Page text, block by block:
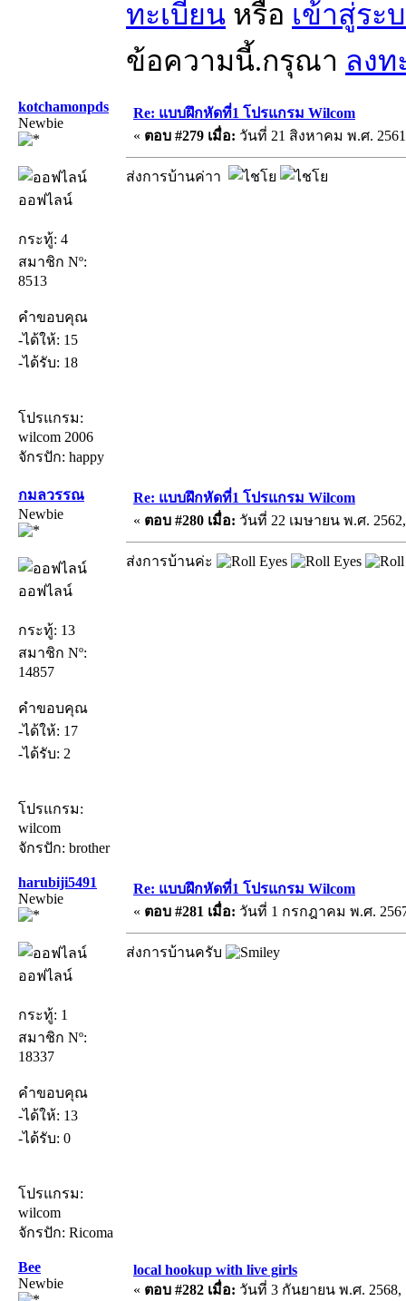
ทะเบียน หรือ เข้าสู่ระ
ข้อความนี้.กรุณา ลงท
kotchamonpds
Newbie
ออฟไลน์
กระทู้: 4
สมาชิก Nº:
8513
คำขอบคุณ
-ได้ให้: 15
-ได้รับ: 18
โปรแกรม:
wilcom 2006
จักรปัก: happy
Re: แบบฝึกหัดที่1 โปรแกรม Wilcom
« ตอบ #279 เมื่อ: วันที่ 21 สิงหาคม พ.ศ.
ส่งการบ้านค่าา
กมลวรรณ
Newbie
ออฟไลน์
กระทู้: 13
สมาชิก Nº:
14857
คำขอบคุณ
-ได้ให้: 17
-ได้รับ: 2
โปรแกรม:
wilcom
จักรปัก: brother
Re: แบบฝึกหัดที่1 โปรแกรม Wilcom
« ตอบ #280 เมื่อ: วันที่ 22 เมษายน พ.ศ. 2562,
ส่งการบ้านค่ะ
harubiji5491
Newbie
ออฟไลน์
กระทู้: 1
สมาชิก Nº:
18337
คำขอบคุณ
-ได้ให้: 13
-ได้รับ: 0
โปรแกรม:
wilcom
จักรปัก: Ricoma
Re: แบบฝึกหัดที่1 โปรแกรม Wilcom
« ตอบ #281 เมื่อ: วันที่ 1 กรกฎาคม พ.ศ.
ส่งการบ้านครับ
Bee
Newbie
local hookup with live girls
« ตอบ #282 เมื่อ: วันที่ 3 กันยายน พ.ศ. 2568,